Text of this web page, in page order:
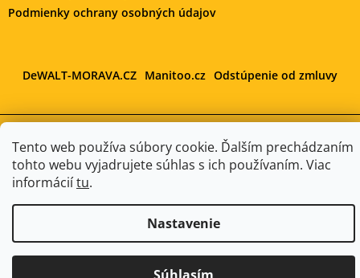
Tento web používa súbory cookie. Ďalším prechádzaním
tohto webu vyjadrujete súhlas s ich používaním. Viac
informáciítu.
Nastavenie
Podmienky ochrany osobných údajov
DeWALT-MORAVA.CZ Manitoo.cz Odstúpenie od zmluvy
Vytvoril Shoptet
Copyright 2026DeWALT-SLOVAKIA.SK. Všetky práva
Upraviť nastavenie cookies